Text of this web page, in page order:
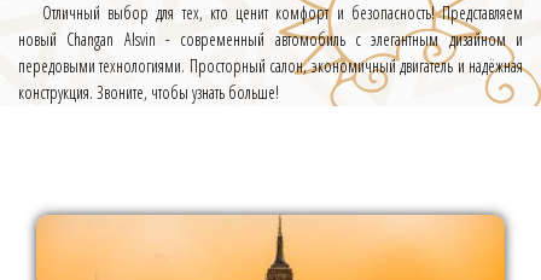
Отличный выбор для тех, кто ценит комфорт и безопасность! Представляем
новый Changan Alsvin - современный автомобиль с элегантным дизайном и
передовыми технологиями. Просторный салон, экономичный двигатель и надёжная
конструкция. Звоните, чтобы узнать больше!